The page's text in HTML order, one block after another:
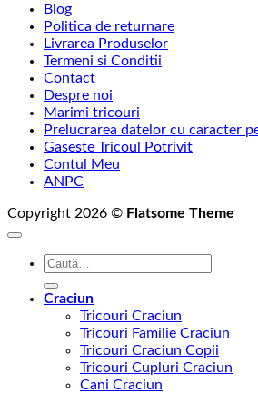
129,00 lei
până
la
Blog
Politica de returnare
Livrarea Produselor
Termeni si Conditii
Contact
Despre noi
Marimi tricouri
Prelucrarea datelor cu caracter
Gaseste Tricoul Potrivit
Contul Meu
ANPC
Copyright 2026 © Flatsome Theme
Caută
Craciun
Tricouri Craciun
Tricouri Familie Craciun
Tricouri Craciun Copii
Tricouri Cupluri Craciun
Cani Craciun